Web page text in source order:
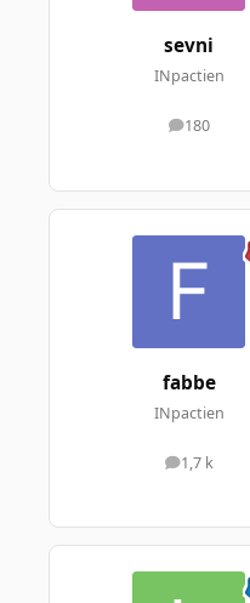
sevni
INpactien
180
messages
fabbe
INpactien
1,7 k
messages